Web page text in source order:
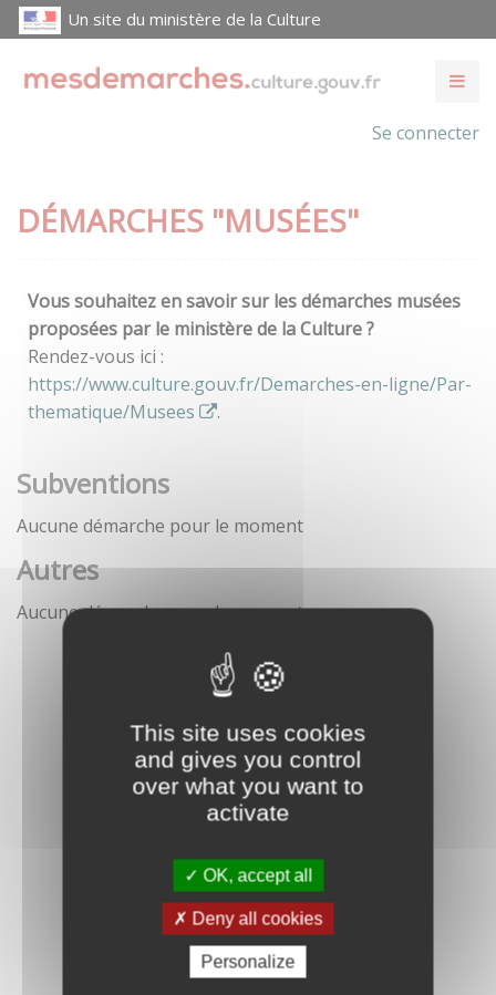
This site uses cookies
and gives you control
over what you want to
activate
OK, accept all
Deny all cookies
Personalize
Un site du ministère de la Culture
Se connecter
DÉMARCHES "MUSÉES"
Vous souhaitez en savoir sur les démarches musées
proposées par le ministère de la Culture ?
Rendez-vous ici :
https://www.culture.gouv.fr/Demarches-en-ligne/Par-
thematique/Musees
.
Subventions
Aucune démarche pour le moment
Autres
Aucune démarche pour le moment